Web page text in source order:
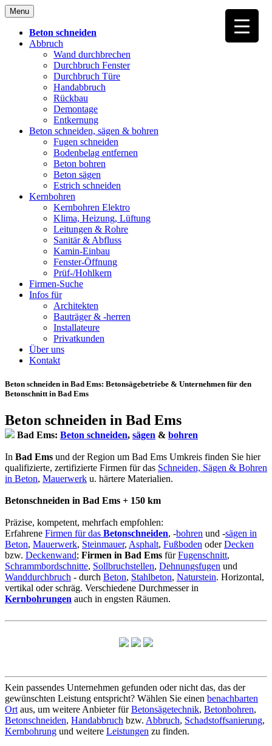
Skip
to
content
Menu
Beton schneiden
Abbruch
Wand durchbrechen
Durchbruch Fenster
Durchbruch Türe
Handabbruch
Rückbau
Demontage
Entkernung
Beton schneiden, sägen & bohren
Fugen schneiden
Bodenbelag entfernen
Beton bohren
Beton sägen
Estrich schneiden
Kernbohren
Kernbohren Elektro
Klima, Heizung, Lüftung
Leitungen & Rohre
Sanitär & Abfluss
Kamin-Einbau
Fenster-Öffnung
Prüf-/Hohlkern
Firmen-Suche
Infos für
Architekten
Bauträger & -herren
Installateure
Privatkunden
Über uns
Kontakt
Beton schneiden in Bad Ems: Betonsägebetriebe & Unternehmen für den
Betonschnitt in Bad Ems
Beton schneiden in Bad Ems
Bad Ems: Beton schneiden, sägen & bohren
In Bad Ems und der Region um Bad Ems Umkreis finden Sie hier
qualifizierte, zertifizierte Firmen für das Schneiden, Sägen & Bohren
in Beton, Mauerwerk u. härtere Materialien.
Betonschneiden in Bad Ems + 150 km
Präzise, kompetent, mehrfach empfohlen:
Erfahrene Firmen für das Betonschneiden, -bohren und -sägen in
Beton, Mauerwerk, Steinmauer, Asphalt, Fußboden oderDecken
bzw. Deckenwand; Firmen in Bad Ems fürFugenschnitt,
Schrammbordschnitte, Sollbruchstellen, Dehnungsfugen und
Wanddurchbruch - durch Beton, Stahlbeton, Naturstein. Horizontal,
vertikal oder schräg. Verschiedene Durchmesser in
Kernbohrungen auch in engsten Räumen.
Kein passendes Unternehmen gefunden oder nicht das, das der
gewünschten Leistung entspricht? Wählen Sie einen benachbarten
Ort aus, um weitere Anbieter fürBetonsägetechnik, Betonbohren,
Betonschneiden, Handabbruch bzw. Abbruch, Schadstoffsanierung,
Kernbohrung und weitere Leistungen zu finden.